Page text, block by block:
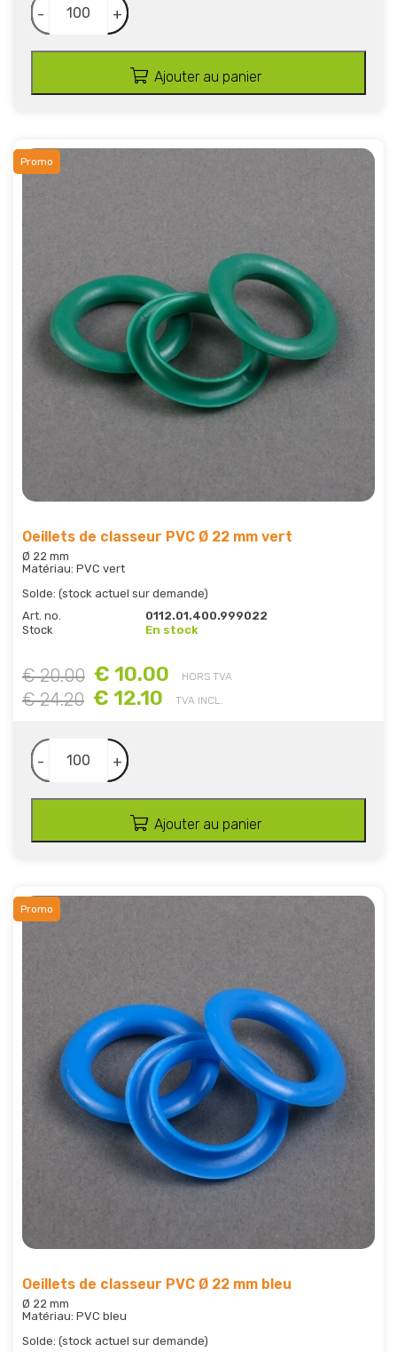
- +
Ajouter au panier
Promo
Oeillets de classeur PVC Ø 22 mm vert
Ø 22 mm
Matériau: PVC vert
Solde: (stock actuel sur demande)
Art. no.
0112.01.400.999022
Stock
En stock
€ 20.00 € 10.00 HORS TVA
€ 24.20 € 12.10 TVA INCL.
- +
Ajouter au panier
Promo
Oeillets de classeur PVC Ø 22 mm bleu
Ø 22 mm
Matériau: PVC bleu
Solde: (stock actuel sur demande)